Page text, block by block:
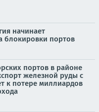
начинает
блокировки портов
портов в районе
железной руды с
к потере миллиардов